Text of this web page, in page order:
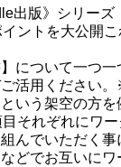
出版》シリー
ントを大公開
について一つ
活用ください
いう架空の方
それぞれにワ
んでいただく
どでお互いに